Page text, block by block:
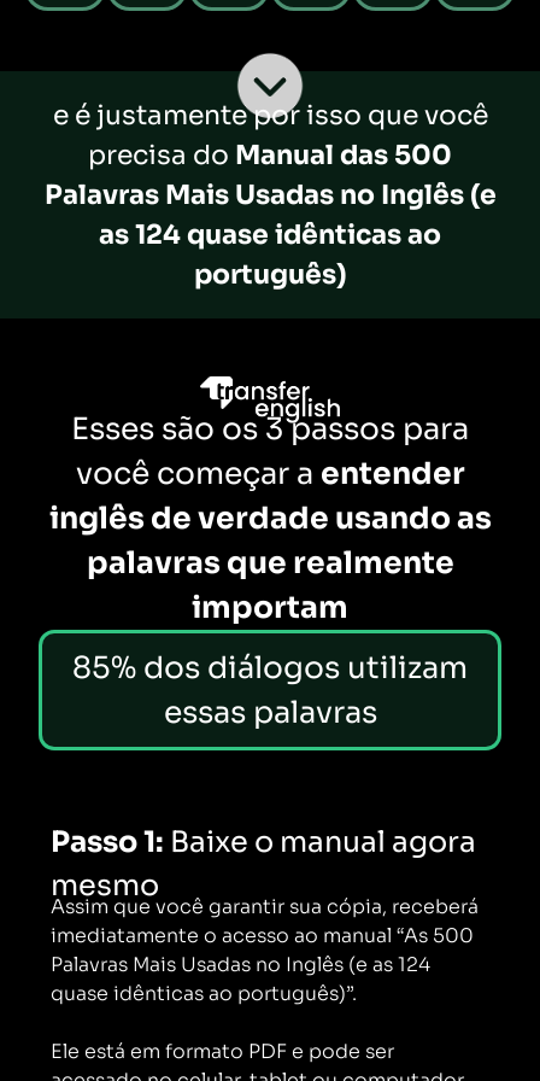
e é justamente por isso que você
precisa do Manual das 500
Palavras Mais Usadas no Inglês (e
as 124 quase idênticas ao
português)
Esses são os 3 passos para
você começar a entender
inglês de verdade usando as
palavras que realmente
importam
85% dos diálogos utilizam
essas palavras
Passo 1: Baixe o manual agora
mesmo
Assim que você garantir sua cópia, receberá
imediatamente o acesso ao manual “As 500
Palavras Mais Usadas no Inglês (e as 124
quase idênticas ao português)”.
Ele está em formato PDF e pode ser